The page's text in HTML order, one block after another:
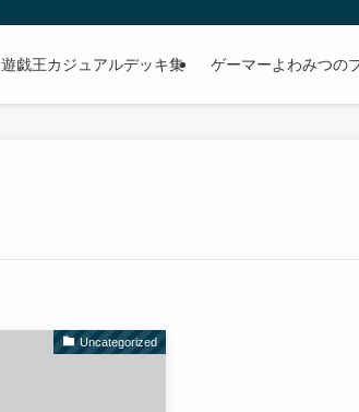
遊戯王カジュアルデッキ集 ゲーマーよわみつの
Uncategorized